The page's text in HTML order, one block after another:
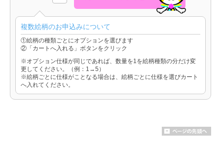
複数絵柄のお申込みについて
①絵柄の種類ごとにオプションを選びます
②「カートへ入れる」ボタンをクリック
※オプション仕様が同じであれば、数量を1を絵柄種類の分だけ変
更してください。（例：1→5）
※絵柄ごとに仕様がことなる場合は、絵柄ごとに仕様を選びカート
へ入れてください。